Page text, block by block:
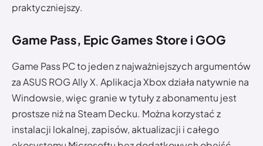
praktyczniejszy.
Game Pass, Epic Games Store i GOG
Game Pass PC to jeden z najważniejszych argumentów
za ASUS ROG Ally X. Aplikacja Xbox działa natywnie na
Windowsie, więc granie w tytuły z abonamentu jest
prostsze niż na Steam Decku. Można korzystać z
instalacji lokalnej, zapisów, aktualizacji i całego